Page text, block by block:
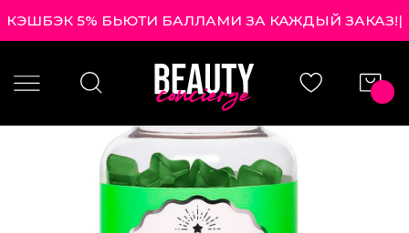
КЭШБЭК 5% БЬЮТИ БАЛЛАМИ ЗА КАЖДЫЙ ЗАКАЗ!|